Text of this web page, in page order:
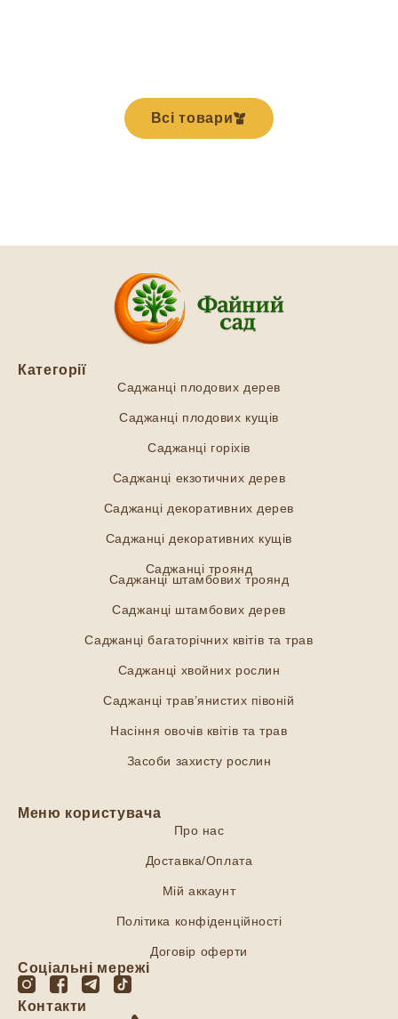
Всі товари
Категорії
Саджанці плодових дерев
Саджанці плодових кущів
Саджанці горіхів
Саджанці екзотичних дерев
Саджанці декоративних дерев
Саджанці декоративних кущів
Саджанці троянд
Саджанці штамбових троянд
Саджанці штамбових дерев
Саджанці багаторічних квітів та трав
Саджанці хвойних рослин
Саджанці трав’янистих півоній
Насіння овочів квітів та трав
Засоби захисту рослин
Меню користувача
Про нас
Доставка/Оплата
Мій аккаунт
Політика конфіденційності
Договір оферти
Соціальні мережі
Контакти